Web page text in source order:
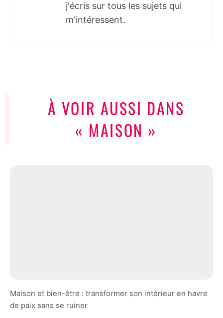
j'écris sur tous les sujets qui
m'intéressent.
À VOIR AUSSI DANS
« MAISON »
Maison et bien-être : transformer son intérieur en havre
de paix sans se ruiner